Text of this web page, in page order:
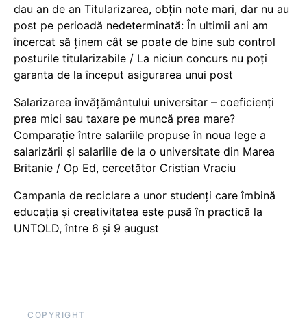
dau an de an Titularizarea, obțin note mari, dar nu au
post pe perioadă nedeterminată: În ultimii ani am
încercat să ținem cât se poate de bine sub control
posturile titularizabile / La niciun concurs nu poți
garanta de la început asigurarea unui post
Salarizarea învățământului universitar – coeficienți
prea mici sau taxare pe muncă prea mare?
Comparație între salariile propuse în noua lege a
salarizării și salariile de la o universitate din Marea
Britanie / Op Ed, cercetător Cristian Vraciu
Campania de reciclare a unor studenți care îmbină
educația și creativitatea este pusă în practică la
UNTOLD, între 6 și 9 august
COPYRIGHT